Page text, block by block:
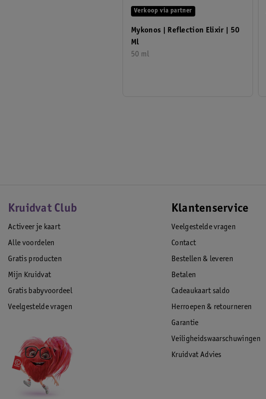
Mykonos | Reflection Elixir | 50
Ml
50 ml
Verkoop via partner
Kruidvat Club
Activeer je kaart
Alle voordelen
Gratis producten
Mijn Kruidvat
Gratis babyvoordeel
Veelgestelde vragen
Klantenservice
Veelgestelde vragen
Contact
Bestellen & leveren
Betalen
Cadeaukaart saldo
Herroepen & retourneren
Garantie
Veiligheidswaarschuwingen
Kruidvat Advies